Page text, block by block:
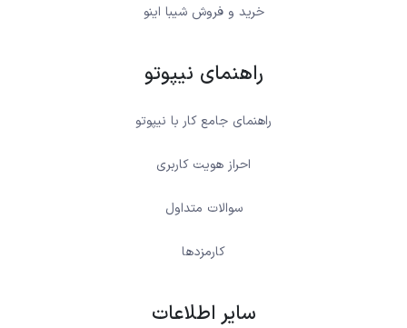
خرید و فروش شیبا اینو
راهنمای نیپوتو
راهنمای جامع کار با نیپوتو
احراز هویت کاربری
سوالات متداول
کارمزدها
سایر اطلاعات